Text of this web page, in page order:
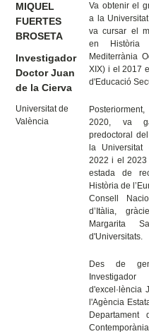
MIQUEL
FUERTES
BROSETA
Investigador
Doctor Juan
de la Cierva
Universitat de
València
Va obtenir el
a la
va cursar el
en
Mediterrània
XIX) i el 2017
d'Educació
2020, va
predoctoral
la
2022 i el 2023
estada de
Història de
Consell
d’Itàlia,
Margarita
d'Universitats.
Des de
d'excel·lència
l'Agència
Departament